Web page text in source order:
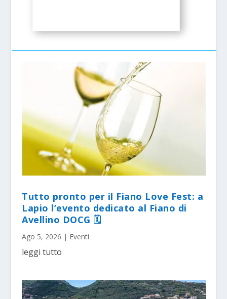
Tutto pronto per il Fiano Love Fest: a
Lapio l’evento dedicato al Fiano di
Avellino DOCG 🗓
Ago 5, 2026 | Eventi
leggi tutto